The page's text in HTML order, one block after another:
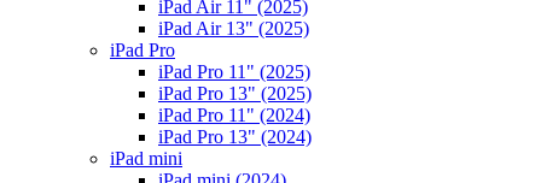
iPad Air 11" (2025)
iPad Air 13" (2025)
iPad Pro
iPad Pro 11" (2025)
iPad Pro 13" (2025)
iPad Pro 11" (2024)
iPad Pro 13" (2024)
iPad mini